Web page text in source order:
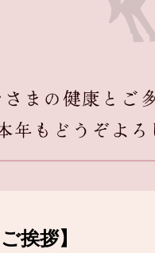
挨拶】